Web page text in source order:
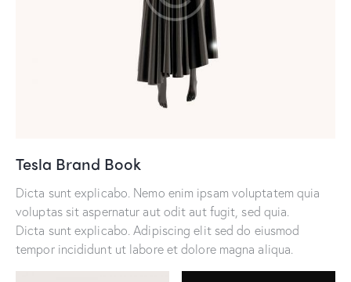
Tesla Brand Book
Dicta sunt explicabo. Nemo enim ipsam voluptatem quia
voluptas sit aspernatur aut odit aut fugit, sed quia.
Dicta sunt explicabo. Adipiscing elit sed do eiusmod
tempor incididunt ut labore et dolore magna aliqua.